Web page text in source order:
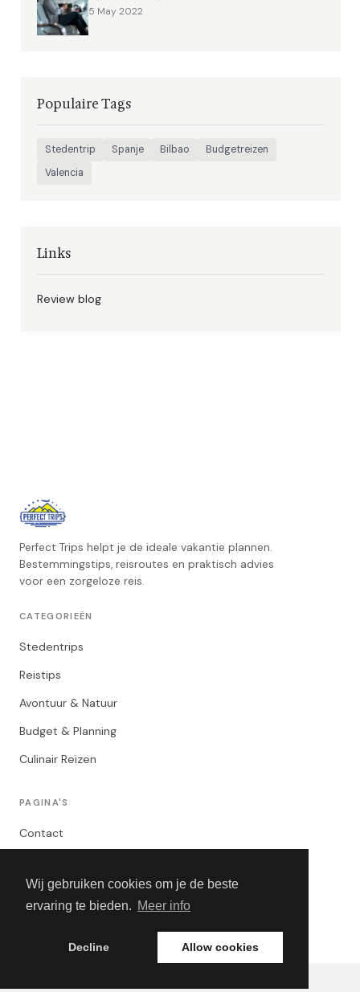
Wij gebruiken cookies om je de beste
ervaring te bieden. Meer info
Decline Allow cookies
5 May 2022
Populaire Tags
Stedentrip Spanje Bilbao
Budgetreizen
Valencia
Links
Review blog
Perfect Trips helpt je de ideale vakantie plannen.
Bestemmingstips, reisroutes en praktisch advies
voor een zorgeloze reis.
CATEGORIEËN
Stedentrips
Reistips
Avontuur & Natuur
Budget & Planning
Culinair Reizen
PAGINA'S
Contact
Algemene Voorwaarden
Adverteren